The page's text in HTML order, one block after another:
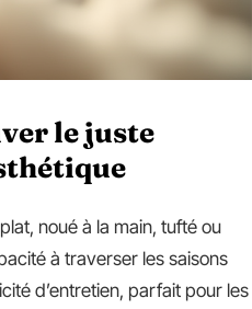
le juste
noué à la main, tufté ou
à traverser les saisons
d’entretien, parfait pour les